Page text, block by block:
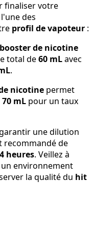
finaliser votre
des
profil de vapoteur :
booster de nicotine
total de60 mLavec
.
nicotine permet
70 mL pour un taux
une dilution
recommandé de
heures. Veillez à
environnement
la qualité du hit